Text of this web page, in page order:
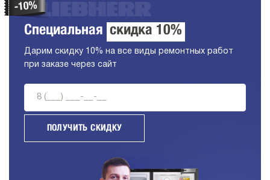
Специальная скидка 10%
Дарим скидку 10% на все виды ремонтных работ
при заказе через сайт
ПОЛУЧИТЬ СКИДКУ